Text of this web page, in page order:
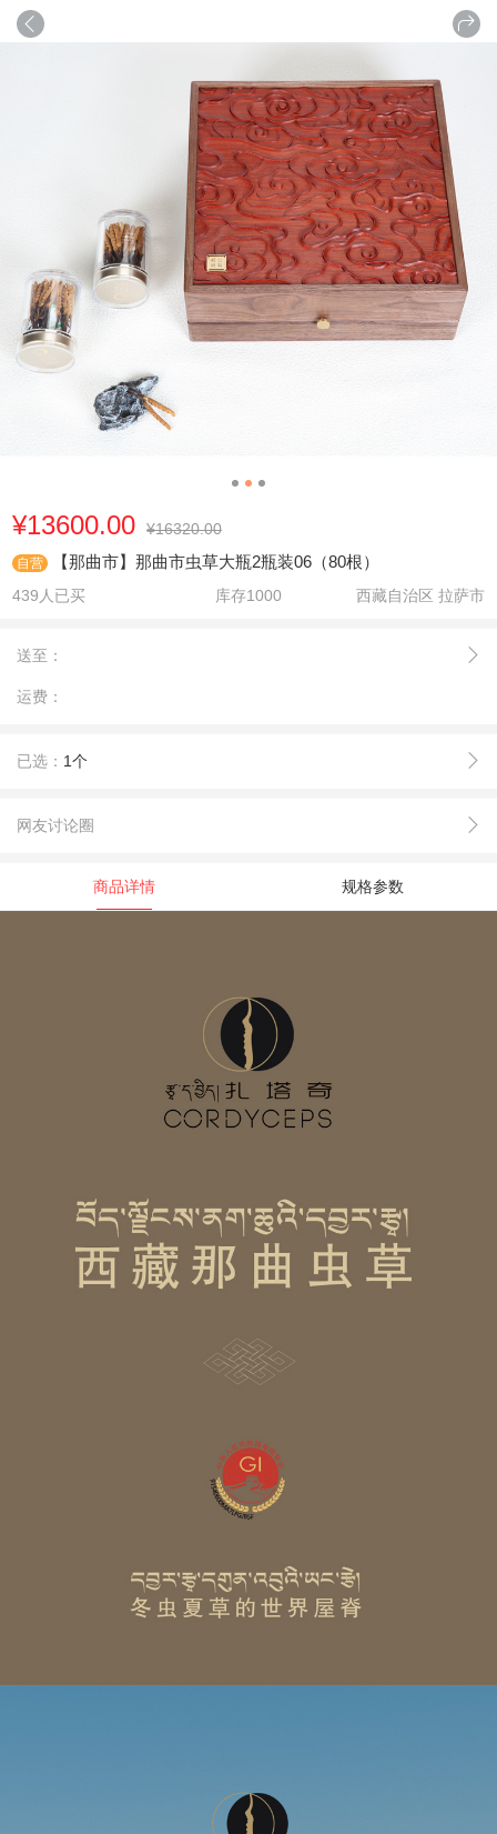
¥13600.00 ¥16320.00
自营 【那曲市】那曲市虫草大瓶2瓶装06（80根）
439人已买 库存1000 西藏自治区 拉萨市
送至：
运费：
已选： 1个
网友讨论圈
商品详情 规格参数